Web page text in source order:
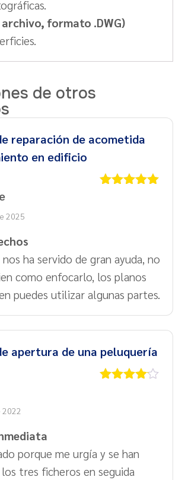
archivo, formato .DWG)
de otros
reparación de acometida
en edificio
2025
ha servido de gran ayuda, no
como enfocarlo, los planos
puedes utilizar algunas partes.
apertura de una peluquería
2022
porque me urgía y se han
tres ficheros en seguida